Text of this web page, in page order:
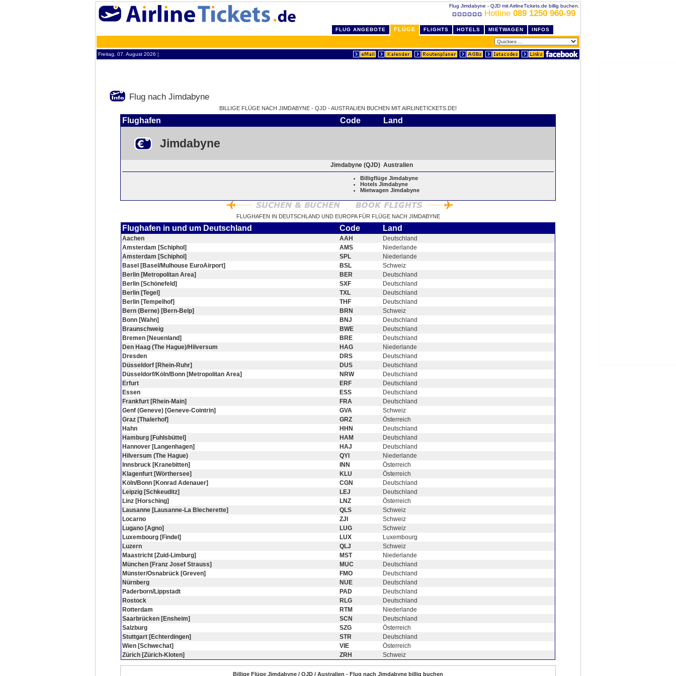
Flug Jimdabyne - QJD mit AirlineTickets.de billig buchen.
Hotline 089 1250 960-99
FLUG ANGEBOTE FLÜGE FLIGHTS HOTELS MIETWAGEN INFOS
Freitag, 07. August 2026 ¦
Flug nach Jimdabyne
BILLIGE FLÜGE NACH JIMDABYNE - QJD - AUSTRALIEN BUCHEN MIT AIRLINETICKETS.DE!
Flughafen Code Land
Jimdabyne
Jimdabyne (QJD) Australien
Billigflüge Jimdabyne
Hotels Jimdabyne
Mietwagen Jimdabyne
FLUGHAFEN IN DEUTSCHLAND UND EUROPA FÜR FLÜGE NACH JIMDABYNE
Flughafen in und um Deutschland Code Land
Aachen AAH
Deutschland
Amsterdam [Schiphol]
AMS
Niederlande
Amsterdam [Schiphol]
SPL
Niederlande
Basel [Basel/Mulhouse EuroAirport]
BSL
Schweiz
Berlin [Metropolitan Area]
BER
Deutschland
Berlin [Schönefeld]
SXF
Deutschland
Berlin [Tegel]
TXL
Deutschland
Berlin [Tempelhof]
THF
Deutschland
Bern (Berne) [Bern-Belp]
BRN
Schweiz
Bonn [Wahn]
BNJ
Deutschland
Braunschweig
BWE
Deutschland
Bremen [Neuenland]
BRE
Deutschland
Den Haag (The Hague)/Hilversum
HAG
Niederlande
Dresden
DRS
Deutschland
Düsseldorf [Rhein-Ruhr]
DUS
Deutschland
Düsseldorf/Köln/Bonn [Metropolitan Area]
NRW
Deutschland
Erfurt
ERF
Deutschland
Essen
ESS
Deutschland
Frankfurt [Rhein-Main]
FRA
Deutschland
Genf (Geneve) [Geneve-Cointrin]
GVA
Schweiz
Graz [Thalerhof]
GRZ
Österreich
Hahn
HHN
Deutschland
Hamburg [Fuhlsbüttel]
HAM
Deutschland
Hannover [Langenhagen]
HAJ
Deutschland
Hilversum (The Hague)
QYI
Niederlande
Innsbruck [Kranebitten]
INN
Österreich
Klagenfurt [Wörthersee]
KLU
Österreich
Köln/Bonn [Konrad Adenauer]
CGN
Deutschland
Leipzig [Schkeuditz]
LEJ
Deutschland
Linz [Horsching]
LNZ
Österreich
Lausanne [Lausanne-La Blecherette]
QLS
Schweiz
Locarno
ZJI
Schweiz
Lugano [Agno]
LUG
Schweiz
Luxembourg [Findel]
LUX
Luxembourg
Luzern
QLJ
Schweiz
Maastricht [Zuid-Limburg]
MST
Niederlande
München [Franz Josef Strauss]
MUC
Deutschland
Münster/Osnabrück [Greven]
FMO
Deutschland
Nürnberg
NUE
Deutschland
Paderborn/Lippstadt
PAD
Deutschland
Rostock
RLG
Deutschland
Rotterdam
RTM
Niederlande
Saarbrücken [Ensheim]
SCN
Deutschland
Salzburg
SZG
Österreich
Stuttgart [Echterdingen]
STR
Deutschland
Wien [Schwechat]
VIE
Österreich
Zürich [Zürich-Kloten]
ZRH Schweiz
Billige Flüge Jimdabyne / QJD / Australien - Flug nach Jimdabyne billig buchen